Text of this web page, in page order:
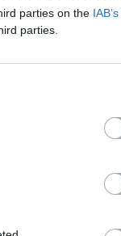
parties on the
parties.
δύο.
χρέος